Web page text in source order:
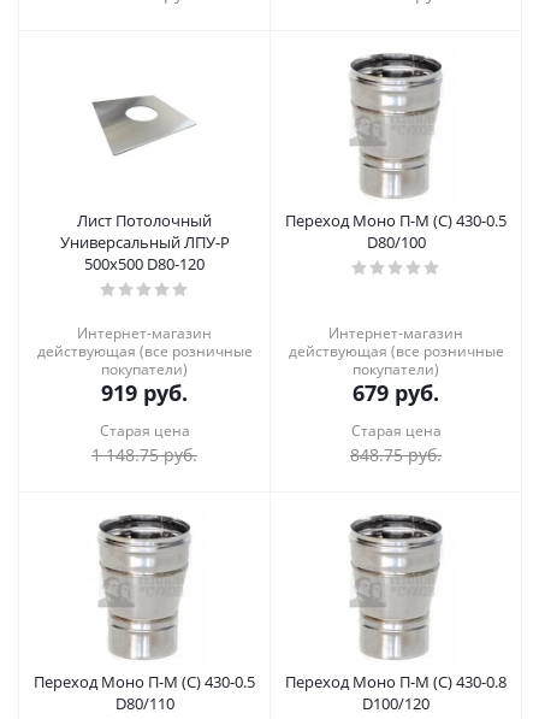
Лист Потолочный
Универсальный ЛПУ-Р
500x500 D80-120
Интернет-магазин
действующая (все розничные
покупатели)
919 руб.
Старая цена
1 148.75руб.
Переход Моно П-М (С) 430-0.5
D80/100
Интернет-магазин
действующая (все розничные
покупатели)
679 руб.
Старая цена
848.75руб.
Переход Моно П-М (С) 430-0.5
D80/110
Переход Моно П-М (С) 430-0.8
D100/120